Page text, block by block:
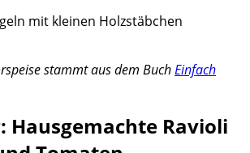
mit kleinen Holzstäbchen
stammt aus dem BuchEinfach
Hausgemachte Ravioli